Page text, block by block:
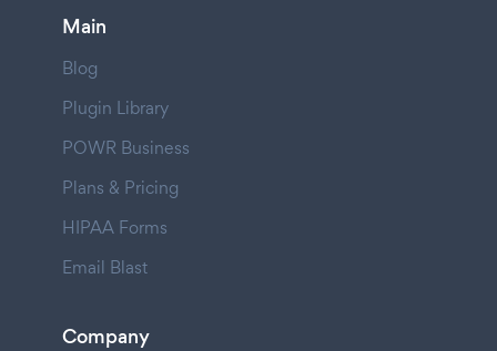
Main
Blog
Plugin Library
POWR Business
Plans & Pricing
HIPAA Forms
Email Blast
Company